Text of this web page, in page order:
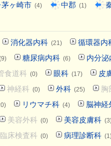
茅ヶ崎市 (4) 中郡 (1)
消化器内科 (21) 循環器内
糖尿病内科 (6) 内分泌
食道科 (0) 眼科 (17) 皮
神経科 (0) 外科 (25) 胸
リウマチ科 (4) 脳神経
美容外科 (0) 美容皮膚科
臨床検査科 (0) 病理診断科